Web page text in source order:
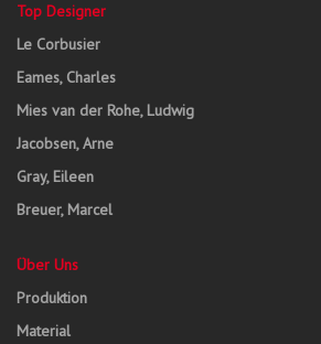
Top Designer
Le Corbusier
Eames, Charles
Mies van der Rohe, Ludwig
Jacobsen, Arne
Gray, Eileen
Breuer, Marcel
Über Uns
Produktion
Material